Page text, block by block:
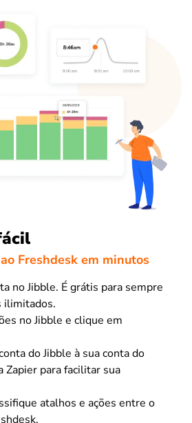
Freshdesk em minutos
no Jibble. É grátis para sempre
ilimitados.
no Jibble e clique em
do Jibble à sua conta do
Zapier para facilitar sua
atalhos e ações entre o